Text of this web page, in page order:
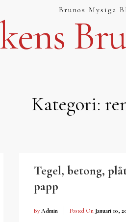
Brunos Mysiga
Kategori:
Tegel, betong,
papp
By Admin Posted On Januari 10,